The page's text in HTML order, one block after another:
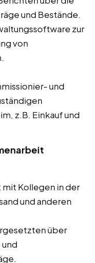
und Bestände.
zur
von
und
z.B. Einkauf und
Kollegen in der
und anderen
über